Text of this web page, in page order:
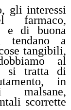
gli interessi
farmaco,
e di buona
tendano a
tangibili,
al
si tratta di
in
malsane,
scorrette